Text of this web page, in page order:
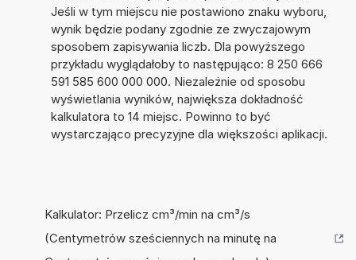
Jeśli w tym miejscu nie postawiono znaku wyboru,
wynik będzie podany zgodnie ze zwyczajowym
sposobem zapisywania liczb. Dla powyższego
przykładu wyglądałoby to następująco: 8 250 666
591 585 600 000 000. Niezależnie od sposobu
wyświetlania wyników, największa dokładność
kalkulatora to 14 miejsc. Powinno to być
wystarczająco precyzyjne dla większości aplikacji.
Kalkulator: Przelicz cm³/min na cm³/s
(Centymetrów sześciennych na minutę na